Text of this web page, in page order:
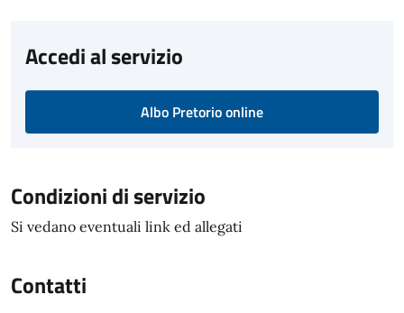
Accedi al servizio
Albo Pretorio online
Condizioni di servizio
Si vedano eventuali link ed allegati
Contatti